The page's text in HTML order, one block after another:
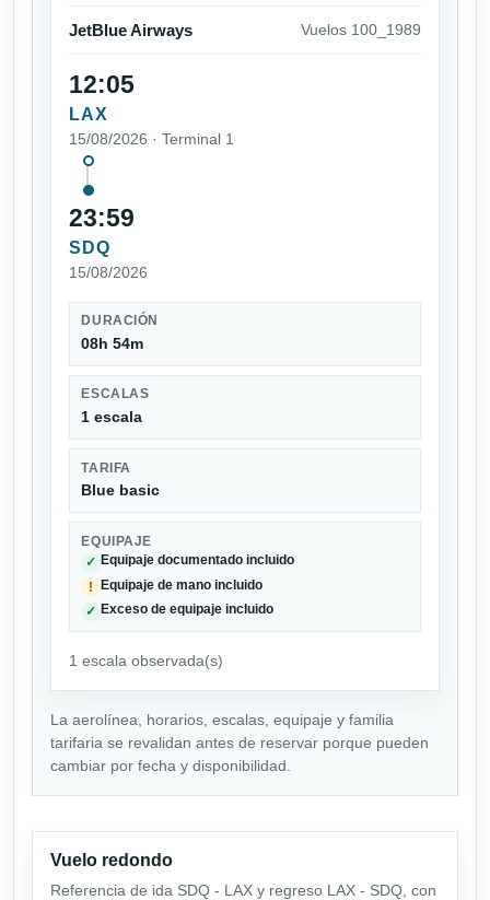
JetBlue Airways Vuelos 100_1989
12:05
LAX
15/08/2026 · Terminal 1
23:59
SDQ
15/08/2026
DURACIÓN
08h 54m
ESCALAS
1 escala
TARIFA
Blue basic
EQUIPAJE
✓ Equipaje documentado incluido
! Equipaje de mano incluido
✓ Exceso de equipaje incluido
1 escala observada(s)
La aerolínea, horarios, escalas, equipaje y familia
tarifaria se revalidan antes de reservar porque pueden
cambiar por fecha y disponibilidad.
Vuelo redondo
Referencia de ida SDQ - LAX y regreso LAX - SDQ, con